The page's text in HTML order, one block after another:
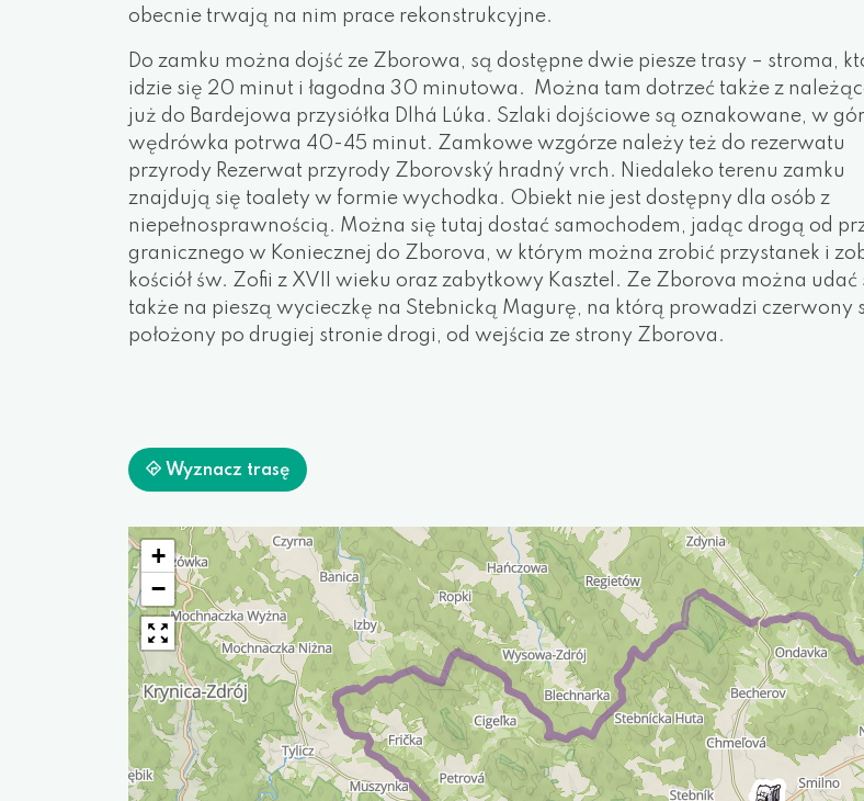
obecnie trwają na nim prace rekonstrukcyjne.
Do zamku można dojść ze Zborowa, są dostępne dwie piesze trasy – stroma,
idzie się 20 minut i łagodna 30 minutowa. Można tam dotrzeć także z
już do Bardejowa przysiółka Dlhá Lúka. Szlaki dojściowe są oznakowane, w
wędrówka potrwa 40-45 minut. Zamkowe wzgórze należy też do rezerwatu
przyrody Rezerwat przyrody Zborovský hradný vrch. Niedaleko terenu zamku
znajdują się toalety w formie wychodka. Obiekt nie jest dostępny dla osób z
niepełnosprawnością. Można się tutaj dostać samochodem, jadąc drogą od
granicznego w Koniecznej do Zborova, w którym można zrobić przystanek i
kościół św. Zofii z XVII wieku oraz zabytkowy Kasztel. Ze Zborova można udać
także na pieszą wycieczkę na Stebnicką Magurę, na którą prowadzi czerwony
położony po drugiej stronie drogi, od wejścia ze strony Zborova.
Wyznacz trasę
+
−